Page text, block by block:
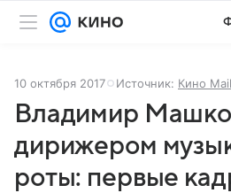
10 октября 2017 Источник: Кино Mail
Владимир
дирижером
роты: первые